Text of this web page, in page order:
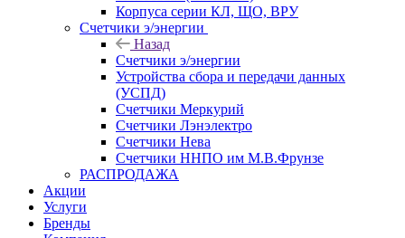
Корпуса серии КЛ, ЩО, ВРУ
Счетчики э/энергии
Назад
Счетчики э/энергии
Устройства сбора и передачи данных
(УСПД)
Счетчики Меркурий
Счетчики Лэнэлектро
Счетчики Нева
Счетчики ННПО им М.В.Фрунзе
РАСПРОДАЖА
Акции
Услуги
Бренды